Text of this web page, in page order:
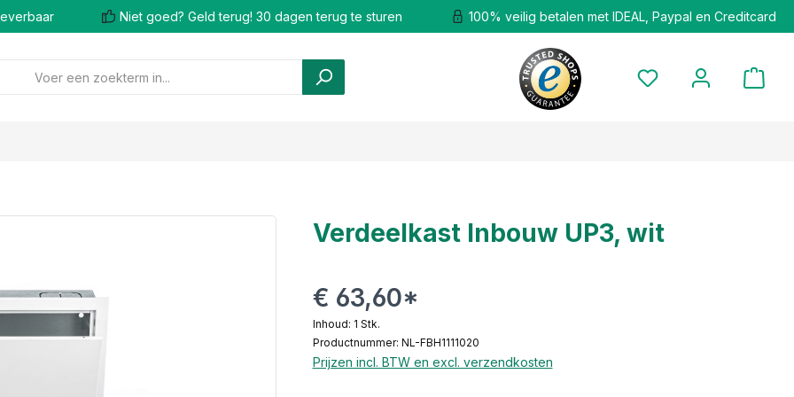
Niet goed? Geld terug! 30 dagen terug te sturen 100% veilig betalen met IDEAL, Paypal en Creditcard
Verdeelkast Inbouw UP3, wit
€ 63,60*
Inhoud: 1 Stk.
Productnummer: NL-FBH1111020
Prijzen incl. BTW en excl. verzendkosten